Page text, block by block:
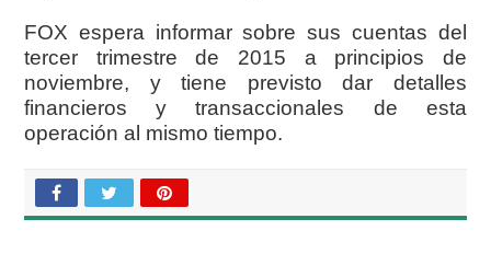
FOX espera informar sobre sus cuentas del
tercer trimestre de 2015 a principios de
noviembre, y tiene previsto dar detalles
financieros y transaccionales de esta
operación al mismo tiempo.